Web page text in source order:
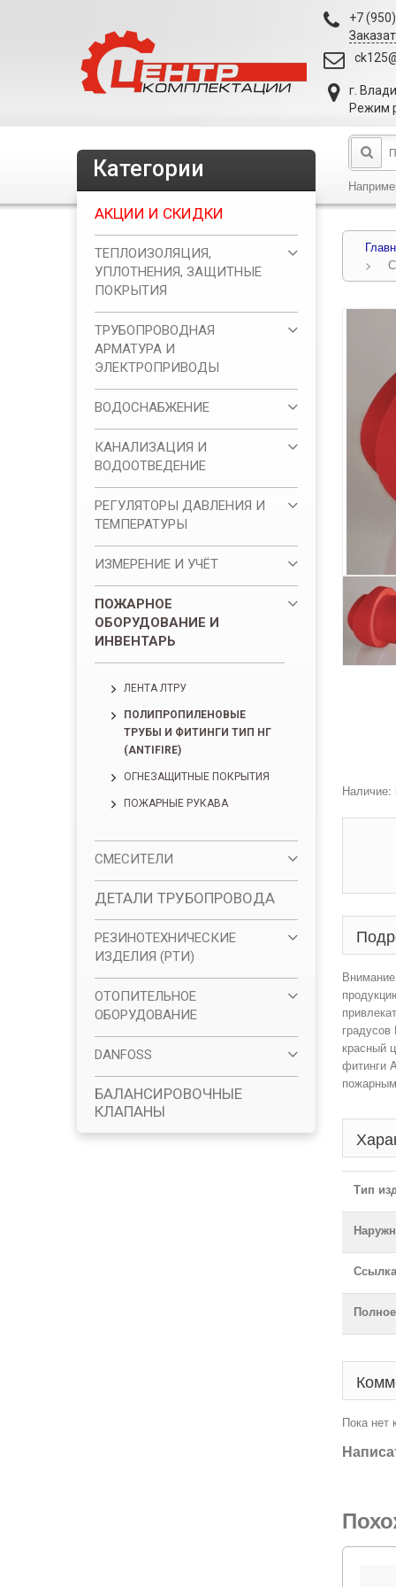
+7
г.
Режим
>
Наличие:
красный
фитинги
Тип
Пока нет
Категории
АКЦИИ И СКИДКИ
ТЕПЛОИЗОЛЯЦИЯ,
УПЛОТНЕНИЯ, ЗАЩИТНЫЕ
ПОКРЫТИЯ
ТРУБОПРОВОДНАЯ
АРМАТУРА И
ЭЛЕКТРОПРИВОДЫ
ВОДОСНАБЖЕНИЕ
КАНАЛИЗАЦИЯ И
ВОДООТВЕДЕНИЕ
РЕГУЛЯТОРЫ ДАВЛЕНИЯ И
ТЕМПЕРАТУРЫ
ИЗМЕРЕНИЕ И УЧЁТ
ПОЖАРНОЕ
ОБОРУДОВАНИЕ И
ИНВЕНТАРЬ
ЛЕНТА ЛТРУ
ПОЛИПРОПИЛЕНОВЫЕ
ТРУБЫ И ФИТИНГИ ТИП НГ
(ANTIFIRE)
ОГНЕЗАЩИТНЫЕ ПОКРЫТИЯ
ПОЖАРНЫЕ РУКАВА
СМЕСИТЕЛИ
ДЕТАЛИ ТРУБОПРОВОДА
РЕЗИНОТЕХНИЧЕСКИЕ
ИЗДЕЛИЯ (РТИ)
ОТОПИТЕЛЬНОЕ
ОБОРУДОВАНИЕ
DANFOSS
БАЛАНСИРОВОЧНЫЕ
КЛАПАНЫ